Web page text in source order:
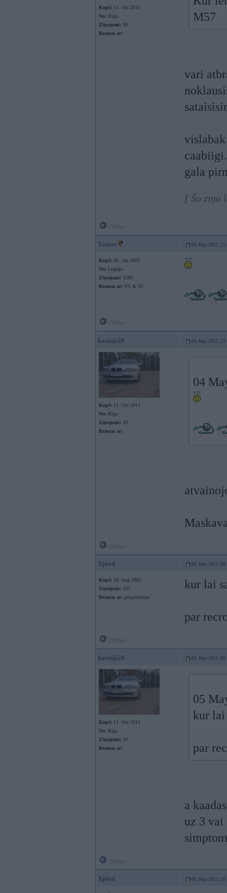
Kopš: 11. Oct 2011
No: Rīga
Ziņojumi: 39
Braucu ar:
M57
vari
gala
[ Šo ziņu
Tomzs 04. May 2012,
Kopš: 06. Jan 2009
No: Liepāja
Ziņojumi: 3580
Braucu ar: VS & 29
kasinjs20 04. May 2012,
Kopš: 11. Oct 2011
No: Rīga
Ziņojumi: 39
Braucu ar:
04
Xplod 05. May 2012,
Kopš: 16. Aug 2005
Ziņojumi: 103
Braucu ar: pilnpiedziņu
kur lai
par
kasinjs20 05. May 2012,
Kopš: 11. Oct 2011
No: Rīga
Ziņojumi: 39
Braucu ar:
05
kur lai
par
a
uz 3 vai
Xplod 05. May 2012,